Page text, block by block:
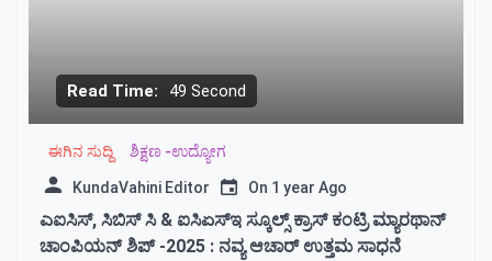
Read Time: 49 Second
ಈಗಿನ ಸುದ್ದಿ ಶಿಕ್ಷಣ -ಉದ್ಯೋಗ
KundaVahini Editor On 1 year Ago
ಎಐಸಿಸ್, ಸಿಬಿಸ್ ಸಿ & ಐಸಿಏಸ್ಇ ಸ್ಕೂಲ್ಸ್ ಕ್ರಾಸ್ ಕಂಟ್ರಿ ಮ್ಯಾರಥಾನ್
ಚಾಂಪಿಯನ್ ಶಿಪ್ -2025 : ನವ್ಯ ಆಚಾರ್ ಉತ್ತಮ ಸಾಧನೆ